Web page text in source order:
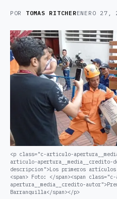
POR TOMAS RITCHERENERO 27,
<p class="c-articulo-
articulo-
descripcion">Los primeros
<span> Foto: </span><span
apertura__media__credito-
Barranquilla</span></p>